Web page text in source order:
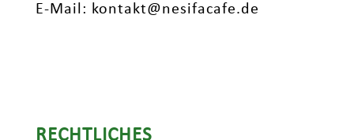
E-Mail: kontakt@nesifacafe.de
RECHTLICHES